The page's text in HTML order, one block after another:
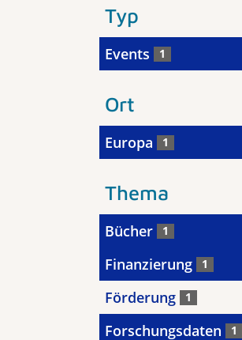
Typ
Events 1
Ort
Europa 1
Thema
Bücher 1
Finanzierung 1
Förderung 1
Forschungsdaten 1